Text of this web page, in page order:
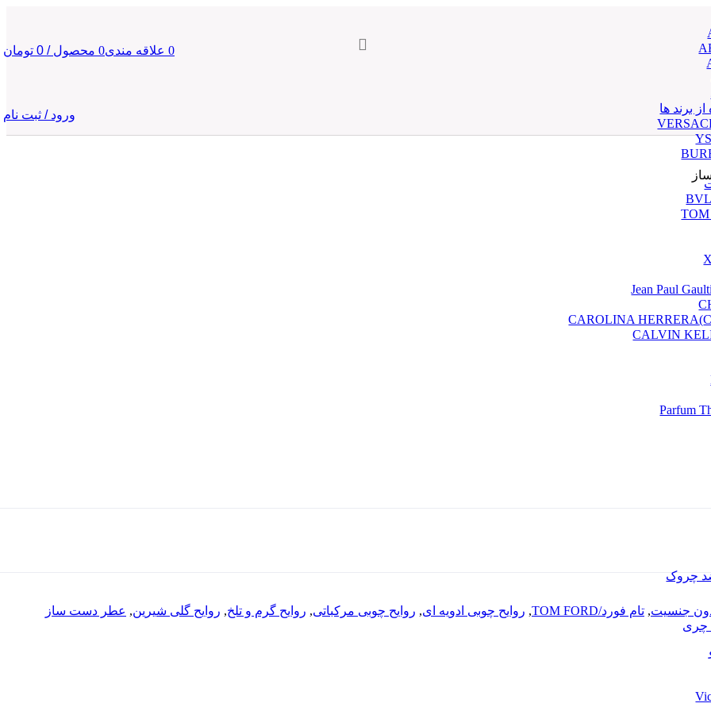
برند ها
چروک
0 علاقه مندی0 محصول /
0 تومان
ورود / ثبت نام
جنسیت, تام فورد/TOM FORD , روایح چوبی ادویه ای, روایح چوبی مرکباتی, روایح گرم و تلخ, روایح گلی شیرین, عطر دست ساز
چری